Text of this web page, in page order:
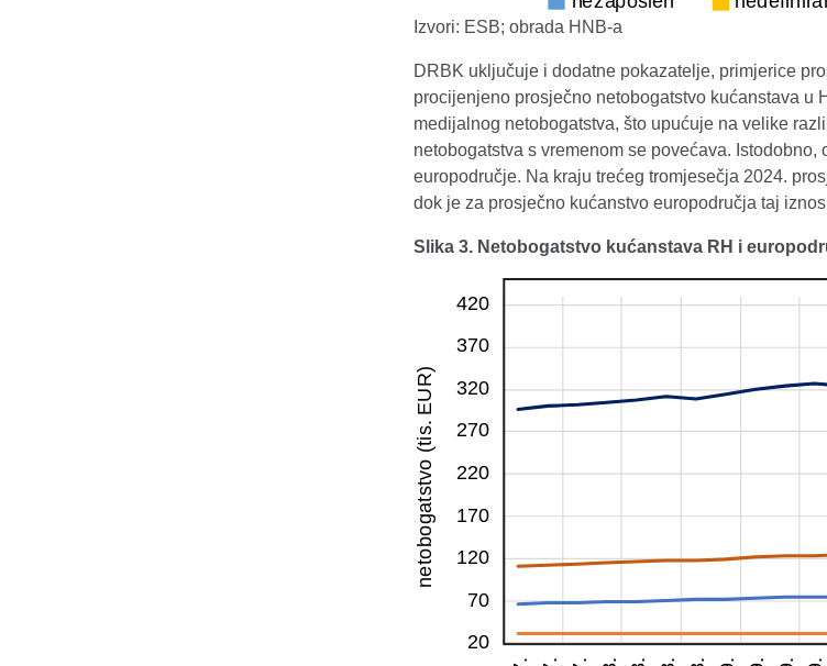
Izvori: ESB; obrada HNB-a
DRBK uključuje i dodatne pokazatelje, primjerice
procijenjeno prosječno netobogatstvo kućanstava u
medijalnog netobogatstva, što upućuje na velike
netobogatstva s vremenom se povećava.
europodručje. Na kraju trećeg tromjesečja 2024.
dok je za prosječno kućanstvo europodručja taj
Slika 3. Netobogatstvo kućanstava RH i